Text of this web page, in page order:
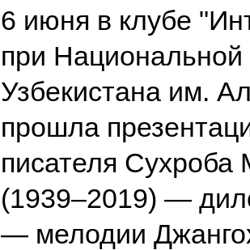
6 июня в клубе
при Национальной
Узбекистана им.
прошла
писателя Сухроба
(1939–2019) —
— мелодии